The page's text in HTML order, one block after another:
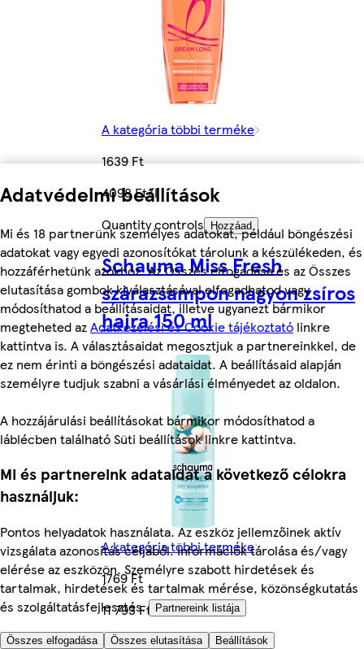
Adatvédelmi beállítások
Mi és 18 partnerünk személyes adatokat, például böngészési
adatokat vagy egyedi azonosítókat tárolunk a készülékeden, és
hozzáférhetünk azokhoz. Az Összes elfogadása és az Összes
elutasítása gombok kiválasztásával elfogadhatod vagy
módosíthatod a beállításaidat, illetve ugyanezt bármikor
megteheted azAdatkezelési és Cookie tájékoztató linkre
kattintva is. A választásaidat megosztjuk a partnereinkkel, de
ez nem érinti a böngészési adataidat. A beállításaid alapján
személyre tudjuk szabni a vásárlási élményedet az oldalon.
A hozzájárulási beállításokat bármikor módosíthatod a
láblécben található Süti beállítások linkre kattintva.
Mi és partnereink adataidat a következő célokra
használjuk:
Pontos helyadatok használata. Az eszköz jellemzőinek aktív
vizsgálata azonosítás céljából. Információk tárolása és/vagy
elérése az eszközön. Személyre szabott hirdetések és
tartalmak, hirdetések és tartalmak mérése, közönségkutatás
és szolgáltatásfejlesztés.
Partnereink listája
Összes elfogadása Összes elutasítása Beállítások
A kategória többi terméke
1639 Ft
4098 Ft/l
Quantity controls
Hozzáad
Schauma Miss Fresh
szárazsampon nagyon zsíros
hajra 150 ml
A kategória többi terméke
1769 Ft
11 793 Ft/l
Quantity controls
Hozzáad